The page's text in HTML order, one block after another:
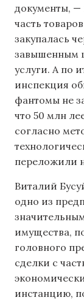
документы, —
часть
закупалась
завышенным
услуги. А по
инспекция
фантомы не
что 50 млн
согласно
переложили
Виталий
одно из
имущества,
головного
сделки с
инстанцию,